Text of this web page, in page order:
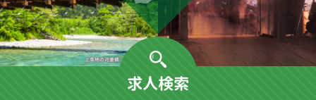
上高地の河童橋（松本市）
求人検索